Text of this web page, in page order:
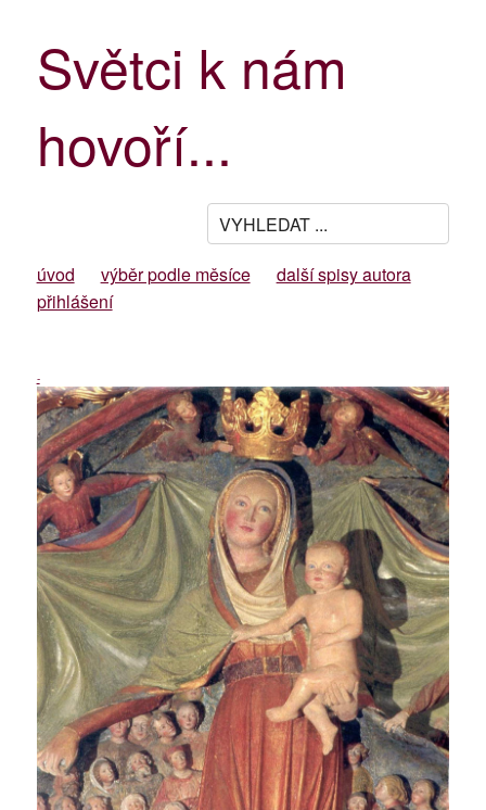
Světci k nám
hovoří...
úvod výběr podle měsíce
další spisy autora
přihlášení
-